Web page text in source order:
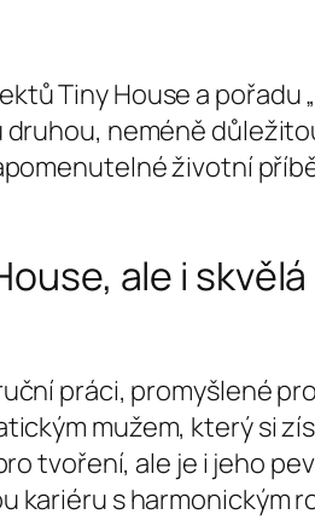
Tiny House a pořadu
druhou, neméně
životní
ale i
práci, promyšlené
mužem, který si
tvoření, ale je i jeho
s harmonickým